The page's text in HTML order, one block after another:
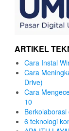
ARTIKEL
Cara Instal
Cara
Drive)
Cara
10
6 teknologi